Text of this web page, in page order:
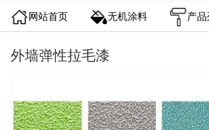
网站首页 无机涂料 产
外墙弹性拉毛漆